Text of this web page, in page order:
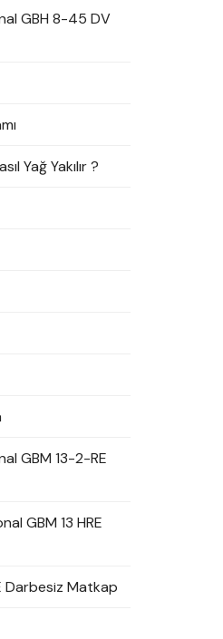
GBH 8-45 DV
Yağ Yakılır ?
GBM 13-2-RE
GBM 13 HRE
Darbesiz Matkap